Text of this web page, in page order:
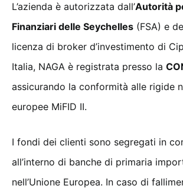
L’azienda è autorizzata dall’Autorità
Finanziari delle Seychelles (FSA) e
licenza di broker d’investimento di
Italia, NAGA è registrata presso la
assicurando la conformità alle rigide
europee MiFID II.
I fondi dei clienti sono segregati in
all’interno di banche di primaria
nell’Unione Europea. In caso di